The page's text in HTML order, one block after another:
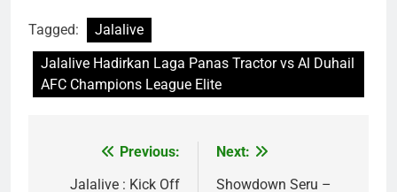
Tagged:
Jalalive
Jalalive Hadirkan Laga Panas Tractor vs Al Duhail
AFC Champions League Elite
Previous:
Jalalive : Kick Off
Next:
Showdown Seru –